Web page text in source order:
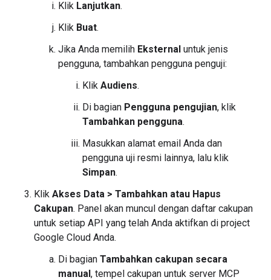
Klik Lanjutkan.
Klik Buat.
Jika Anda memilih Eksternal untuk jenis
pengguna, tambahkan pengguna penguji:
Klik Audiens.
Di bagian Pengguna pengujian, klik
Tambahkan pengguna.
Masukkan alamat email Anda dan
pengguna uji resmi lainnya, lalu klik
Simpan.
Klik Akses Data > Tambahkan atau Hapus
Cakupan. Panel akan muncul dengan daftar cakupan
untuk setiap API yang telah Anda aktifkan di project
Google Cloud Anda.
Di bagian Tambahkan cakupan secara
manual, tempel cakupan untuk server MCP